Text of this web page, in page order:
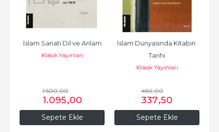
Sepete Ekle
İslam Sanatı Dil ve Anlam
Klasik Yayınları
1.500,00
1.095,00
Sepete Ekle
İslam Dünyasında Kitabın
Tarihi
Klasik Yayınları
450,00
337,50